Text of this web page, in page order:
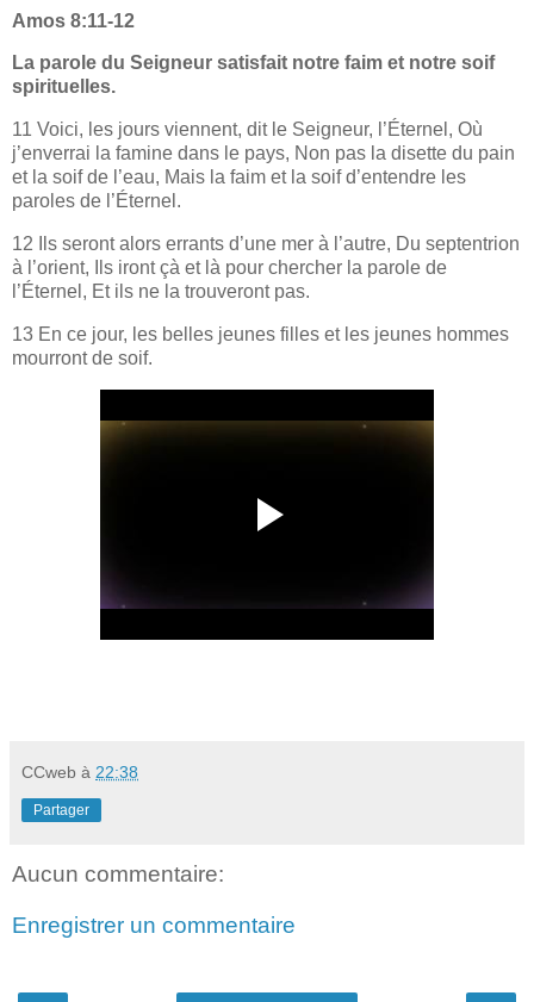
Amos 8:11-12
La parole du Seigneur satisfait notre faim et notre soif
spirituelles.
11 Voici, les jours viennent, dit le Seigneur, l’Éternel, Où
j’enverrai la famine dans le pays, Non pas la disette du pain
et la soif de l’eau, Mais la faim et la soif d’entendre les
paroles de l’Éternel.
12 Ils seront alors errants d’une mer à l’autre, Du septentrion
à l’orient, Ils iront çà et là pour chercher la parole de
l’Éternel, Et ils ne la trouveront pas.
13 En ce jour, les belles jeunes filles et les jeunes hommes
mourront de soif.
CCweb à 22:38
Partager
Aucun commentaire:
Enregistrer un commentaire